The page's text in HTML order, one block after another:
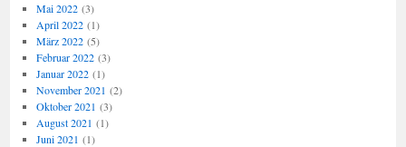
Mai 2022(3)
April 2022(1)
März 2022(5)
Februar 2022(3)
Januar 2022(1)
November 2021 (2)
Oktober 2021 (3)
August 2021 (1)
Juni 2021 (1)